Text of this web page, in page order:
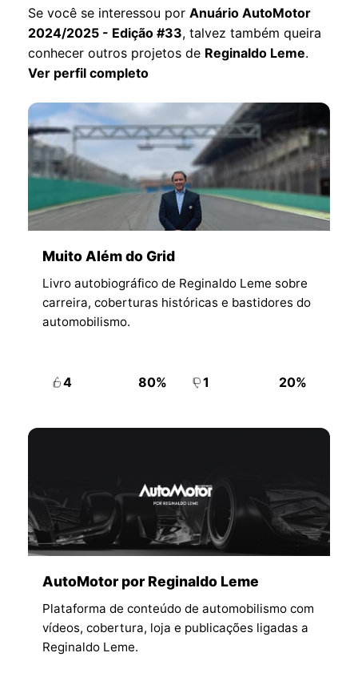
Se você se interessou porAnuário AutoMotor
2024/2025 - Edição #33, talvez também queira
conhecer outros projetos de Reginaldo Leme.
Ver perfil completo
Muito Além do Grid
Livro autobiográfico de Reginaldo Leme sobre
carreira, coberturas históricas e bastidores do
automobilismo.
4 80% 1 20%
AutoMotor por Reginaldo Leme
Plataforma de conteúdo de automobilismo com
vídeos, cobertura, loja e publicações ligadas a
Reginaldo Leme.